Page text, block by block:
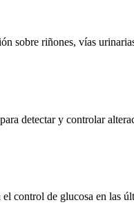
sobre riñones, vías
detectar y controlar
control de glucosa en las